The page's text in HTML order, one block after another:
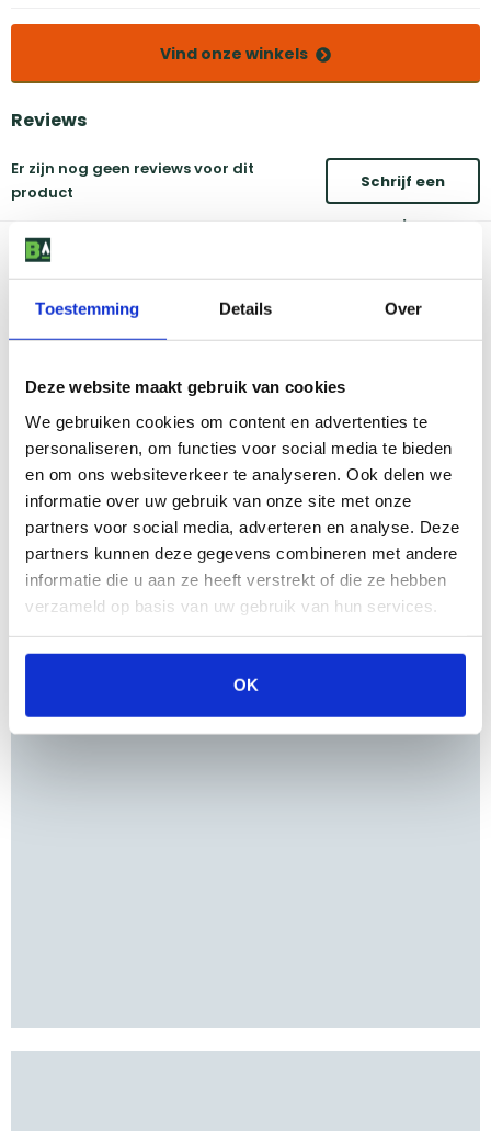
Toestemming Details Over
Deze website maakt gebruik van cookies
We gebruiken cookies om content en advertenties te
personaliseren, om functies voor social media te bieden
en om ons websiteverkeer te analyseren. Ook delen we
informatie over uw gebruik van onze site met onze
partners voor social media, adverteren en analyse. Deze
partners kunnen deze gegevens combineren met andere
informatie die u aan ze heeft verstrekt of die ze hebben
verzameld op basis van uw gebruik van hun services.
OK
Vind onze winkels
Reviews
Er zijn nog geen reviews voor dit
product
Schrijf een
review